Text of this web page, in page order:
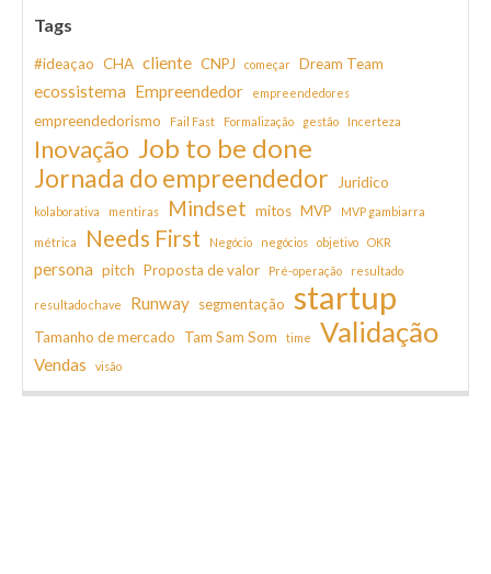
Tags
#ideaçao CHA cliente CNPJ começar Dream Team
ecossistema Empreendedor empreendedores
empreendedorismo Fail Fast Formalização gestão Incerteza
Inovação Job to be done
Jornada do empreendedor Juridico
kolaborativa mentiras Mindset mitos MVP MVP gambiarra
métrica Needs First Negócio negócios objetivo OKR
persona pitch Proposta de valor Pré-operação resultado
resultado chave Runway segmentação startup
Tamanho de mercado Tam Sam Som time Validação
Vendas visão